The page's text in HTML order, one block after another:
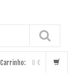
Carrinho: 0 €